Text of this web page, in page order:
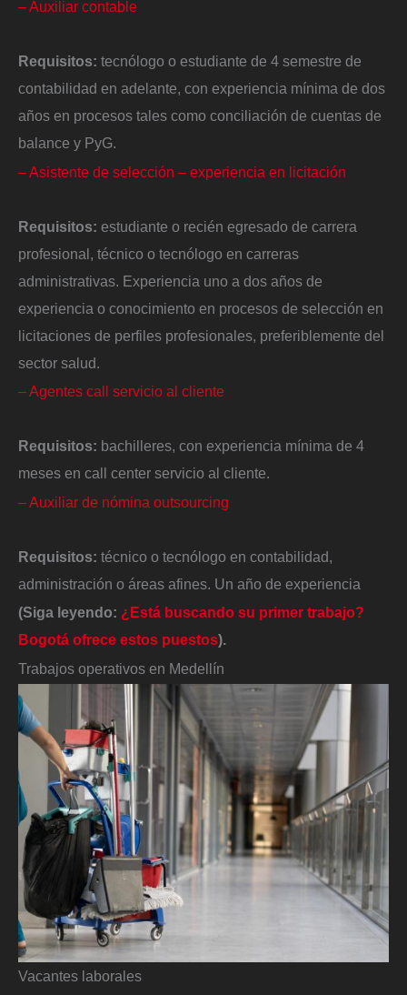
– Auxiliar contable
Requisitos: tecnólogo o estudiante de 4 semestre de
contabilidad en adelante, con experiencia mínima de dos
años en procesos tales como conciliación de cuentas de
balance y PyG.
– Asistente de selección – experiencia en licitación
Requisitos: estudiante o recién egresado de carrera
profesional, técnico o tecnólogo en carreras
administrativas. Experiencia uno a dos años de
experiencia o conocimiento en procesos de selección en
licitaciones de perfiles profesionales, preferiblemente del
sector salud.
– Agentes call servicio al cliente
Requisitos: bachilleres, con experiencia mínima de 4
meses en call center servicio al cliente.
– Auxiliar de nómina outsourcing
Requisitos: técnico o tecnólogo en contabilidad,
administración o áreas afines. Un año de experiencia
(Siga leyendo: ¿Está buscando su primer trabajo?
Bogotá ofrece estos puestos).
Trabajos operativos en Medellín
Vacantes laborales